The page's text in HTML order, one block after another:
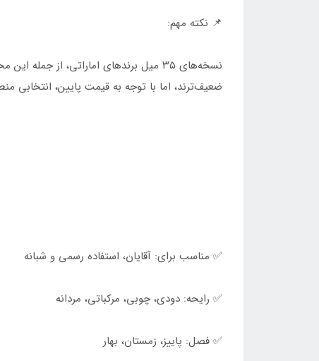
📌 نکته مهم:
ضعیف‌ترند، اما با توجه به قیمت پایین، انتخابی
✅ مناسب برای: آقایان، استفاده رسمی و شبانه
✅ رایحه: دودی، چوبی، مرکباتی، مردانه
✅ فصل: پاییز، زمستان، بهار